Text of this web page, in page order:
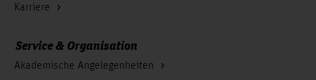
Karriere
Service & Organisation
Akademische Angelegenheiten